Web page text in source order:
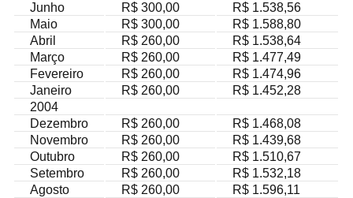
Junho
R$ 300,00
R$ 1.538,56
Maio
R$ 300,00
R$ 1.588,80
Abril
R$ 260,00
R$ 1.538,64
Março
R$ 260,00
R$ 1.477,49
Fevereiro
R$ 260,00
R$ 1.474,96
Janeiro
R$ 260,00
R$ 1.452,28
2004
Dezembro
R$ 260,00
R$ 1.468,08
Novembro
R$ 260,00
R$ 1.439,68
Outubro
R$ 260,00
R$ 1.510,67
Setembro
R$ 260,00
R$ 1.532,18
Agosto
R$ 260,00 R$ 1.596,11